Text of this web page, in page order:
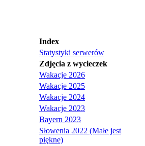
Index
Statystyki serwerów
Zdjęcia z wycieczek
Wakacje 2026
Wakacje 2025
Wakacje 2024
Wakacje 2023
Bayern 2023
Słowenia 2022 (Małe jest
piękne)